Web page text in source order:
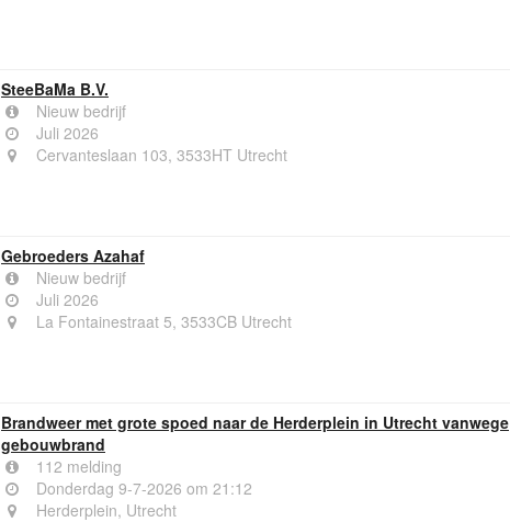
SteeBaMa B.V.
Nieuw bedrijf
Juli 2026
Cervanteslaan 103, 3533HT Utrecht
Gebroeders Azahaf
Nieuw bedrijf
Juli 2026
La Fontainestraat 5, 3533CB Utrecht
Brandweer met grote spoed naar de Herderplein in Utrecht vanwege
gebouwbrand
112 melding
Donderdag 9-7-2026 om 21:12
Herderplein, Utrecht